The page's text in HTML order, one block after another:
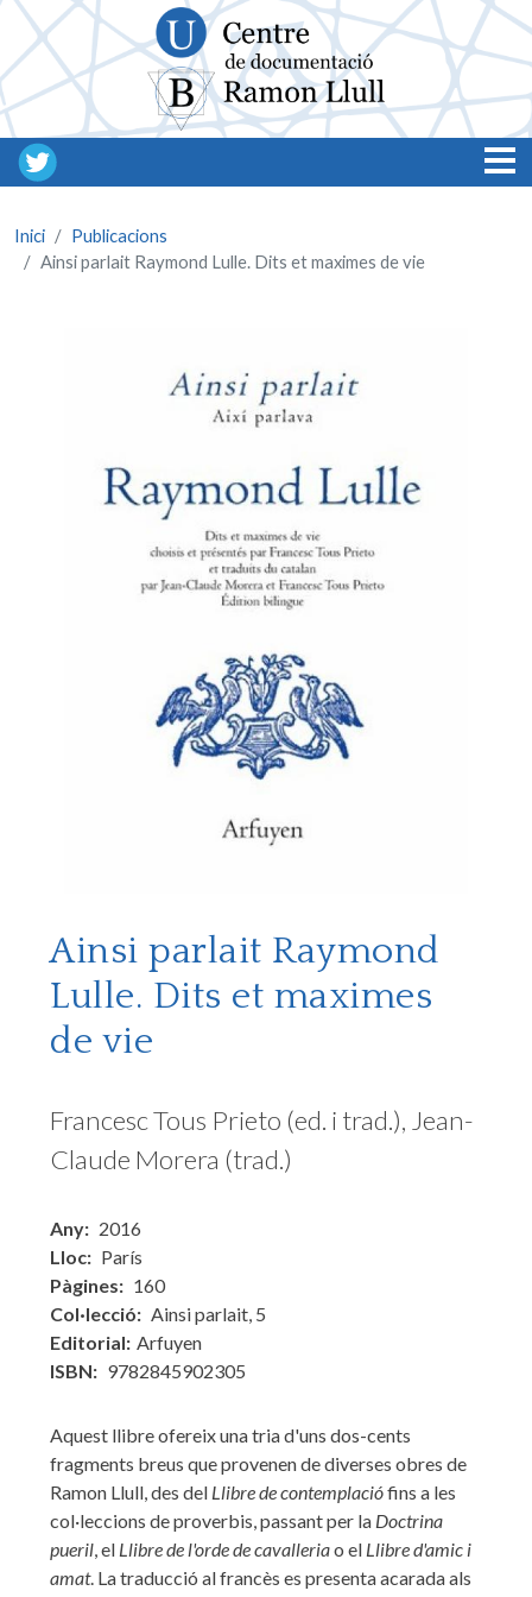
Vés al contingut
Inici
Publicacions
Ainsi parlait Raymond Lulle. Dits et maximes de vie
Ainsi parlait Raymond
Lulle. Dits et maximes
de vie
Francesc Tous Prieto (ed. i trad.), Jean-
Claude Morera (trad.)
Any
2016
Lloc
París
Pàgines
160
Col·lecció
Ainsi parlait, 5
Editorial Arfuyen
ISBN
9782845902305
Aquest llibre ofereix una tria d'uns dos-cents
fragments breus que provenen de diverses obres de
Ramon Llull, des del Llibre de contemplaciófins a les
col·leccions de proverbis, passant per la Doctrina
pueril, el Llibre de l'orde de cavalleriao el Llibre d'amic i
amat. La traducció al francès es presenta acarada als